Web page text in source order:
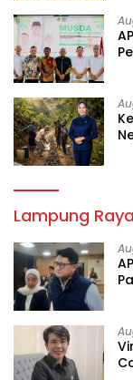
Lampung Raya